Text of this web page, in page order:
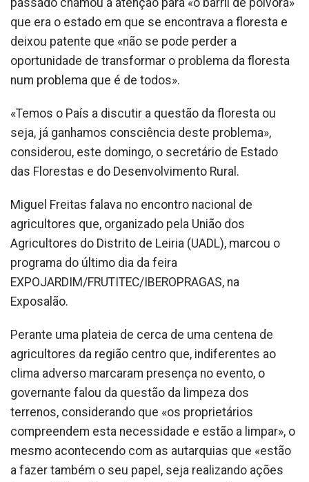
passado chamou a atenção para «o barril de pólvora»
que era o estado em que se encontrava a floresta e
deixou patente que «não se pode perder a
oportunidade de transformar o problema da floresta
num problema que é de todos».
«Temos o País a discutir a questão da floresta ou
seja, já ganhamos consciência deste problema»,
considerou, este domingo, o secretário de Estado
das Florestas e do Desenvolvimento Rural.
Miguel Freitas falava no encontro nacional de
agricultores que, organizado pela União dos
Agricultores do Distrito de Leiria (UADL), marcou o
programa do último dia da feira
EXPOJARDIM/FRUTITEC/IBEROPRAGAS, na
Exposalão.
Perante uma plateia de cerca de uma centena de
agricultores da região centro que, indiferentes ao
clima adverso marcaram presença no evento, o
governante falou da questão da limpeza dos
terrenos, considerando que «os proprietários
compreendem esta necessidade e estão a limpar», o
mesmo acontecendo com as autarquias que «estão
a fazer também o seu papel, seja realizando ações